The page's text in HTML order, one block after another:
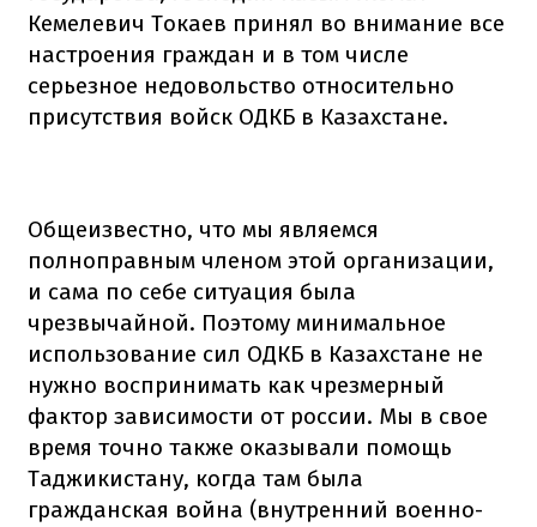
Кемелевич Токаев принял во внимание все
настроения граждан и в том числе
серьезное недовольство относительно
присутствия войск ОДКБ в Казахстане.
Общеизвестно, что мы являемся
полноправным членом этой организации,
и сама по себе ситуация была
чрезвычайной. Поэтому минимальное
использование сил ОДКБ в Казахстане не
нужно воспринимать как чрезмерный
фактор зависимости от россии. Мы в свое
время точно также оказывали помощь
Таджикистану, когда там была
гражданская война (внутренний военно-